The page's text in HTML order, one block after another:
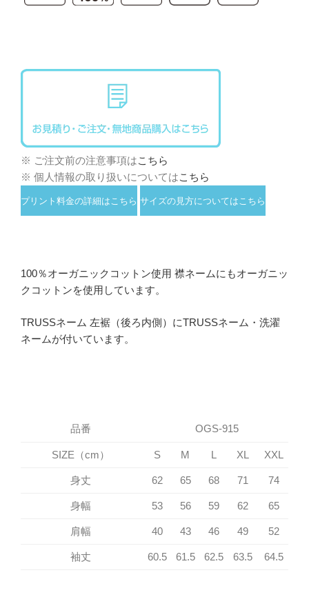
※ ご注文前の注意事項はこちら
※ 個人情報の取り扱いについてはこちら
プリント料金の詳細はこちら サイズの見方についてはこちら
100％オーガニックコットン使用 襟ネームにもオーガニッ
クコットンを使用しています。
TRUSSネーム 左裾（後ろ内側）にTRUSSネーム・洗濯
ネームが付いています。
品番 OGS-915
SIZE（cm） S M L XL XXL
身丈 62 65 68 71 74
身幅 53 56 59 62 65
肩幅 40 43 46 49 52
袖丈 60.5 61.5 62.5 63.5 64.5